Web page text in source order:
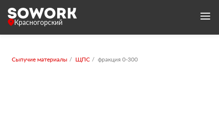
Красногорский
Сыпучие материалы ЩПС фракция 0-300